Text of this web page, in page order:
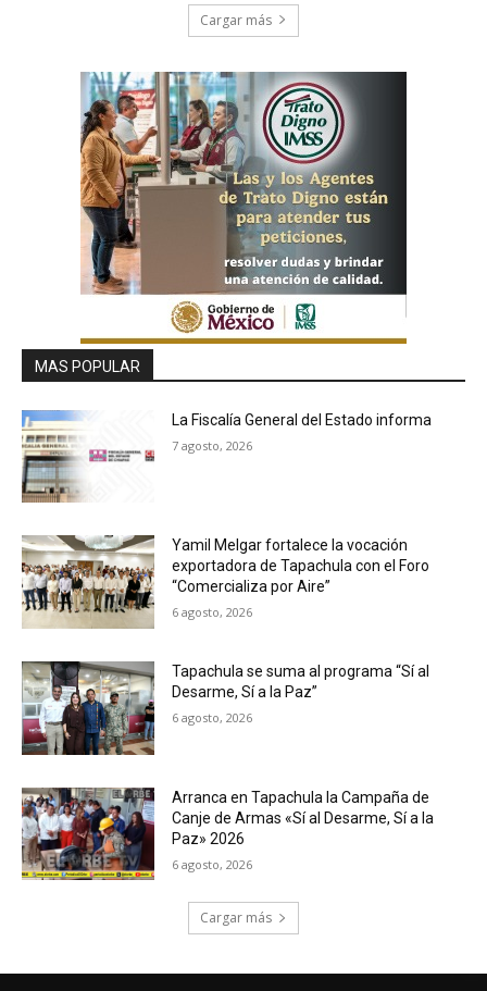
Cargar más
MAS POPULAR
La Fiscalía General del Estado informa
7 agosto, 2026
Yamil Melgar fortalece la vocación
exportadora de Tapachula con el Foro
“Comercializa por Aire”
6 agosto, 2026
Tapachula se suma al programa “Sí al
Desarme, Sí a la Paz”
6 agosto, 2026
Arranca en Tapachula la Campaña de
Canje de Armas «Sí al Desarme, Sí a la
Paz» 2026
6 agosto, 2026
Cargar más